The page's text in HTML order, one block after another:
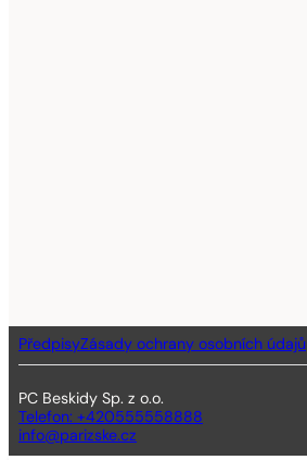
PředpisyZásady ochrany osobních údajů
PC Beskidy Sp. z o.o.
Telefon: +420555558888
info@parizske.cz